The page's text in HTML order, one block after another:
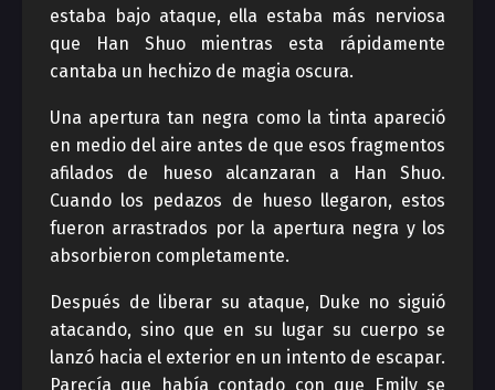
estaba bajo ataque, ella estaba más nerviosa
que Han Shuo mientras esta rápidamente
cantaba un hechizo de magia oscura.
Una apertura tan negra como la tinta apareció
en medio del aire antes de que esos fragmentos
afilados de hueso alcanzaran a Han Shuo.
Cuando los pedazos de hueso llegaron, estos
fueron arrastrados por la apertura negra y los
absorbieron completamente.
Después de liberar su ataque, Duke no siguió
atacando, sino que en su lugar su cuerpo se
lanzó hacia el exterior en un intento de escapar.
Parecía que había contado con que Emily se